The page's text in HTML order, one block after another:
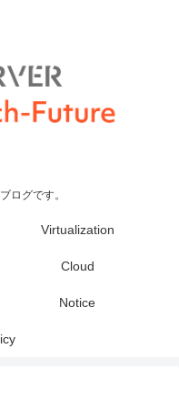
ログです。
Virtualization
Cloud
Notice